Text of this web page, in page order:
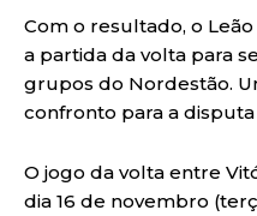
Com o resultado, o
a partida da volta para
grupos do Nordestão.
confronto para a
O jogo da volta entre
dia 16 de novembro